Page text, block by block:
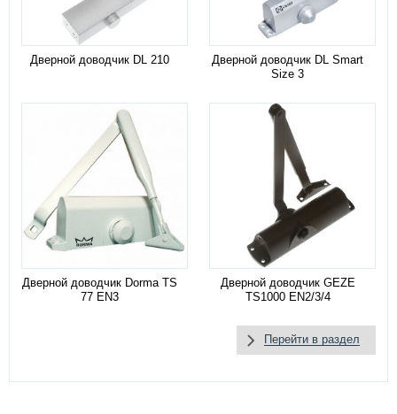
Дверной доводчик DL 210
Дверной доводчик DL Smart
Size 3
Дверной доводчик Dorma TS
77 EN3
Дверной доводчик GEZE
TS1000 EN2/3/4
Перейти в раздел